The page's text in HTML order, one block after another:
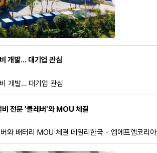
개발… 대기업 관심
개발… 대기업 관심
비 전문 '클레버'와 MOU 체결
와 배터리 MOU 체결 데일리한국 - 엠에프엠코리